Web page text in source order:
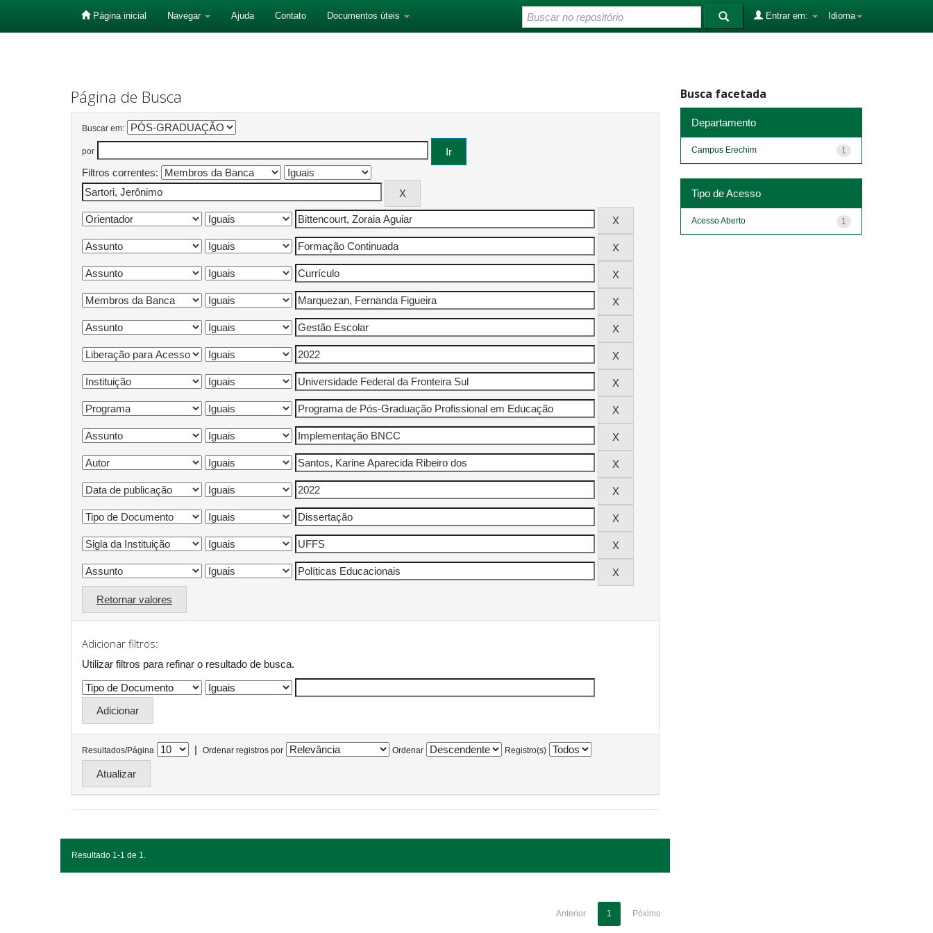
Página inicial Navegar Ajuda Contato Documentos úteis Idioma
Entrar em:
Página de Busca
Buscar em:
por
Filtros correntes:
Retornar valores
Adicionar filtros:
Utilizar filtros para refinar o resultado de busca.
Resultados/Página | Ordenar registros por Ordenar Registro(s)
Resultado 1-1 de 1.
Anterior 1 Póximo
Busca facetada
Departamento
1
Campus Erechim
Tipo de Acesso
1
Acesso Aberto